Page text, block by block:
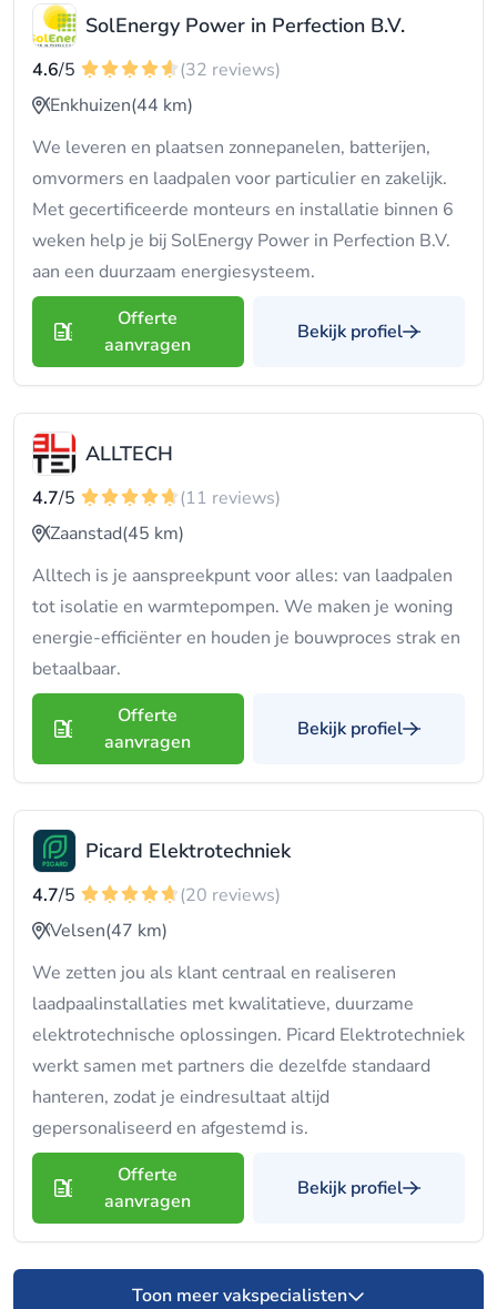
SolEnergy Power in Perfection B.V.
4.6/5
(32 reviews)
Enkhuizen(44 km)
We leveren en plaatsen zonnepanelen, batterijen,
omvormers en laadpalen voor particulier en zakelijk.
Met gecertificeerde monteurs en installatie binnen 6
weken help je bij SolEnergy Power in Perfection B.V.
aan een duurzaam energiesysteem.
Offerte
aanvragen
Bekijk profiel
ALLTECH
4.7/5
(11 reviews)
Zaanstad(45 km)
Alltech is je aanspreekpunt voor alles: van laadpalen
tot isolatie en warmtepompen. We maken je woning
energie-efficiënter en houden je bouwproces strak en
betaalbaar.
Offerte
aanvragen
Bekijk profiel
Picard Elektrotechniek
4.7/5
(20 reviews)
Velsen(47 km)
We zetten jou als klant centraal en realiseren
laadpaalinstallaties met kwalitatieve, duurzame
elektrotechnische oplossingen. Picard Elektrotechniek
werkt samen met partners die dezelfde standaard
hanteren, zodat je eindresultaat altijd
gepersonaliseerd en afgestemd is.
Offerte
aanvragen
Bekijk profiel
Toon meer vakspecialisten